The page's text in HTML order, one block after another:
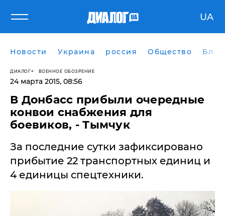
UA
Новости Украина россия Общество
ДИАЛОГ ВОЕННОЕ ОБОЗРЕНИЕ
24 марта 2015, 08:56
​В Донбасс прибыли очередные
конвои снабжения для
боевиков, - Тымчук
За последние сутки зафиксировано
прибытие 22 транспортных единиц и
4 единицы спецтехники.